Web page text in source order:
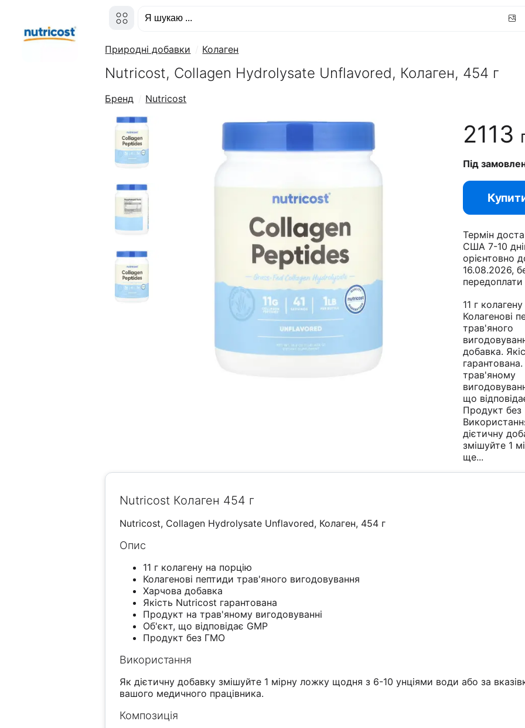
Природні добавки Колаген
Nutricost, Collagen Hydrolysate Unflavored, Колаген, 454 г
Бренд Nutricost
2113
Під
Термін
США 7-10
орієнтовно
16.08.2026,
передоплати
11 г
Колагенові
трав'яного
добавка.
трав'яному
що
Продукт
дієтичну
змішуйте 1
ще...
Nutricost Колаген 454 г
Nutricost, Collagen Hydrolysate Unflavored, Колаген, 454 г
Опис
11 г колагену на порцію
Колагенові пептиди трав'яного вигодовування
Харчова добавка
Якість Nutricost гарантована
Продукт на трав'яному вигодовуванні
Об'єкт, що відповідає GMP
Продукт без ГМО
Використання
Як дієтичну добавку змішуйте 1 мірну ложку щодня з 6-10 унціями води або за
вашого медичного працівника.
Композиція